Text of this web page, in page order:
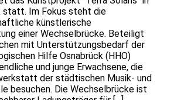
statt. Im Fokus steht die
künstlerische
einer Wechselbrücke. Beteiligt
mit Unterstützungsbedarf der
Hilfe Osnabrück (HHO)
und junge Erwachsene, die
der städtischen Musik- und
besuchen. Die Wechselbrücke ist